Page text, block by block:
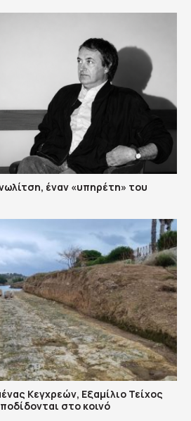
έναν «υπηρέτη» του
Κεγχρεών, Εξαμίλιο Τείχος
στο κοινό